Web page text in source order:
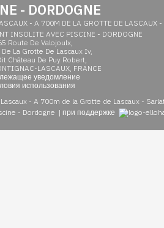
- DORDOGNE
- A 700M DE LA GROTTE DE LASCAUX -
INSOLITE AVEC PISCINE - DORDOGNE
Route De Valojoulx,
La Grotte De Lascaux Iv,
Château De Puy Robert,
LASCAUX, FRANCE
уведомление
использования
- A 700m de la Grotte de Lascaux -
- Dordogne | при поддержке